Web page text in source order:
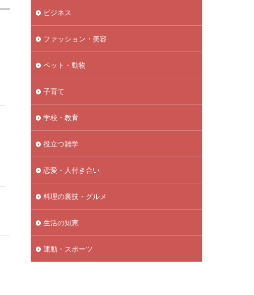
ビジネス
ファッション・美容
ペット・動物
子育て
学校・教育
役立つ雑学
恋愛・人付き合い
料理の裏技・グルメ
生活の知恵
運動・スポーツ